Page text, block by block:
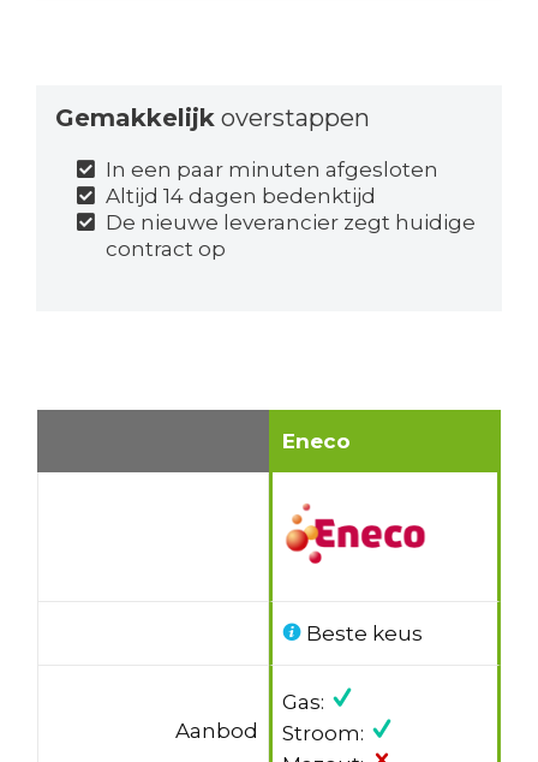
Gemakkelijkoverstappen
In een paar minuten afgesloten
Altijd 14 dagen bedenktijd
De nieuwe leverancier zegt huidige
contract op
Eneco
Beste keus
Aanbod
Gas:
Stroom: